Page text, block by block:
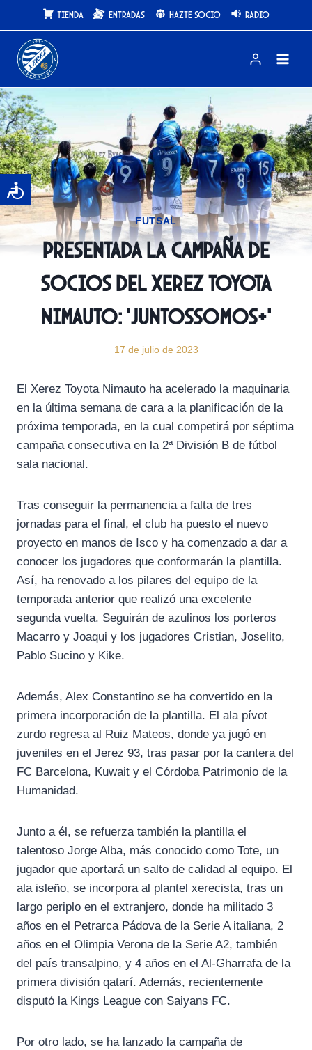
al
contenido
Tienda Entradas Hazte Socio Radio
FUTSAL
Presentada la campaña de
socios del Xerez Toyota
Nimauto: ‘Juntossomos+’
17 de julio de 2023
El Xerez Toyota Nimauto ha acelerado la maquinaria
en la última semana de cara a la planificación de la
próxima temporada, en la cual competirá por séptima
campaña consecutiva en la 2ª División B de fútbol
sala nacional.
Tras conseguir la permanencia a falta de tres
jornadas para el final, el club ha puesto el nuevo
proyecto en manos de Isco y ha comenzado a dar a
conocer los jugadores que conformarán la plantilla.
Así, ha renovado a los pilares del equipo de la
temporada anterior que realizó una excelente
segunda vuelta. Seguirán de azulinos los porteros
Macarro y Joaqui y los jugadores Cristian, Joselito,
Pablo Sucino y Kike.
Además, Alex Constantino se ha convertido en la
primera incorporación de la plantilla. El ala pívot
zurdo regresa al Ruiz Mateos, donde ya jugó en
juveniles en el Jerez 93, tras pasar por la cantera del
FC Barcelona, Kuwait y el Córdoba Patrimonio de la
Humanidad.
Junto a él, se refuerza también la plantilla el
talentoso Jorge Alba, más conocido como Tote, un
jugador que aportará un salto de calidad al equipo. El
ala isleño, se incorpora al plantel xerecista, tras un
largo periplo en el extranjero, donde ha militado 3
años en el Petrarca Pádova de la Serie A italiana, 2
años en el Olimpia Verona de la Serie A2, también
del país transalpino, y 4 años en el Al-Gharrafa de la
primera división qatarí. Además, recientemente
disputó la Kings League con Saiyans FC.
Por otro lado, se ha lanzado la campaña de